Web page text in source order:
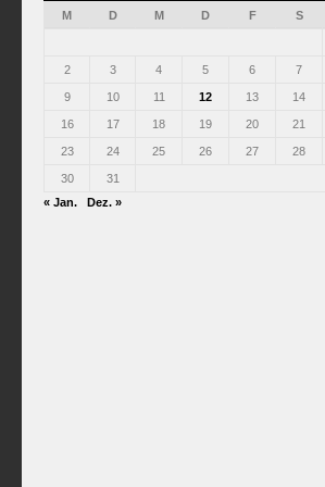
M D M D F S
2 3 4 5 6 7
9 10 11 12 13 14
16 17 18 19 20 21
23 24 25 26 27 28
30
31
« Jan.
Dez. »